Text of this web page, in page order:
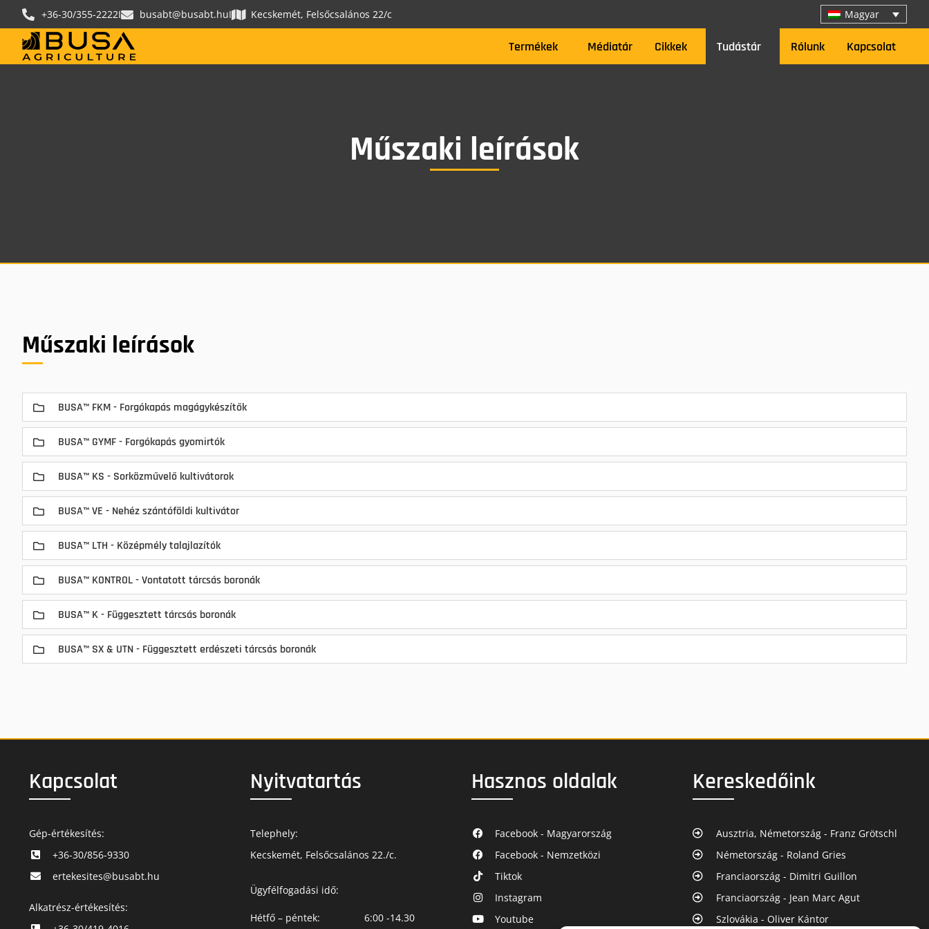
+36-30/355-2222I busabt@busabt.huI Kecskemét, Felsőcsalános 22/c Magyar
Termékek Médiatár Cikkek Tudástár Rólunk Kapcsolat
Műszaki leírások
Műszaki leírások
BUSA™ FKM - Forgókapás magágykészítők
BUSA™ GYMF - Forgókapás gyomirtók
BUSA™ KS - Sorközművelő kultivátorok
BUSA™ VE - Nehéz szántóföldi kultivátor
BUSA™ LTH - Középmély talajlazítók
BUSA™ KONTROL - Vontatott tárcsás boronák
BUSA™ K - Függesztett tárcsás boronák
BUSA™ SX & UTN - Függesztett erdészeti tárcsás boronák
Kapcsolat
Gép-értékesítés:
+36-30/856-9330
ertekesites@busabt.hu
Alkatrész-értékesítés:
Nyitvatartás
Telephely:
Kecskemét, Felsőcsalános 22./c.
Ügyfélfogadási idő:
Hétfő – péntek: 6:00 -14.30
Hasznos oldalak
Facebook - Magyarország
Facebook - Nemzetközi
Tiktok
Instagram
Youtube
Kereskedőink
Ausztria, Németország - Franz Grötschl
Németország - Roland Gries
Franciaország - Dimitri Guillon
Franciaország - Jean Marc Agut
Szlovákia - Oliver Kántor